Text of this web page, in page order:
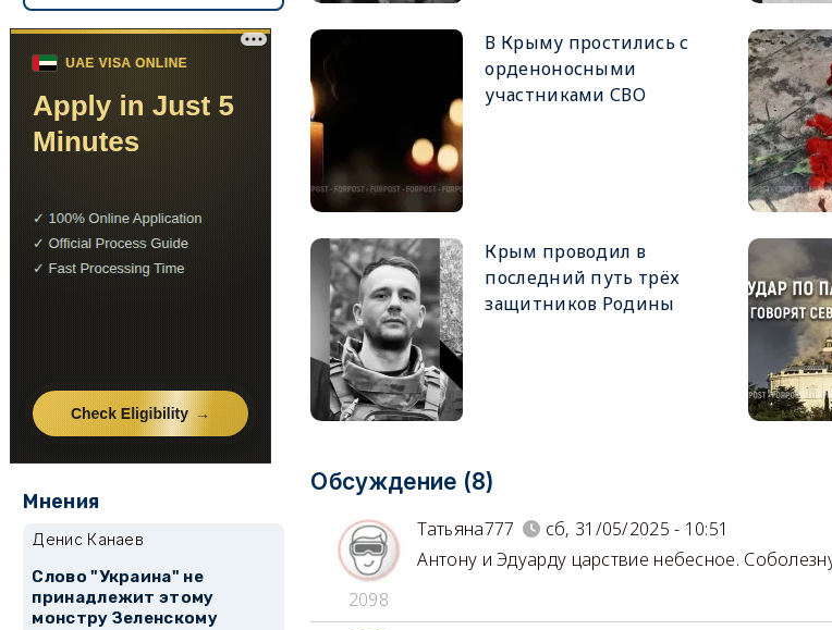
В Крыму простились с
орденоносными
участниками СВО
Крым проводил в
последний путь трёх
защитников Родины
Обсуждение (8)
2098
Татьяна777
сб, 31/05/2025 - 10:51
Антону и Эдуарду царствие небесное.
Мнения
Денис Канаев
Слово "Украина" не
принадлежит этому
монстру Зеленскому